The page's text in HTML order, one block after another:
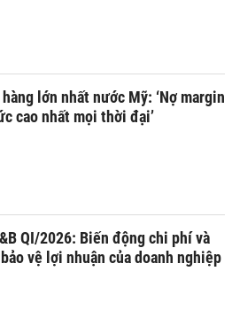
hàng lớn nhất nước Mỹ: ‘Nợ margin
cao nhất mọi thời đại’
QI/2026: Biến động chi phí và
vệ lợi nhuận của doanh nghiệp